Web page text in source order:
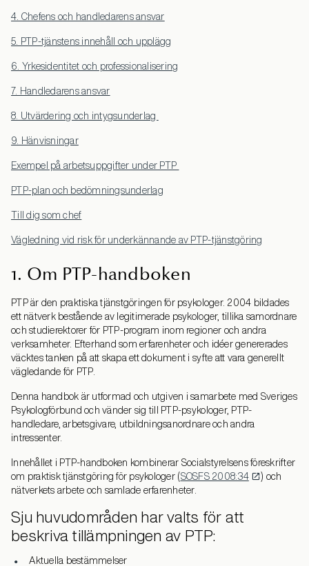
4. Chefens och handledarens ansvar
5. PTP-tjänstens innehåll och upplägg
6. Yrkesidentitet och professionalisering
7. Handledarens ansvar
8. Utvärdering och intygsunderlag
9. Hänvisningar
Exempel på arbetsuppgifter under PTP
PTP-plan och bedömningsunderlag
Till dig som chef
Vägledning vid risk för underkännande av PTP-tjänstgöring
1. Om PTP-handboken
PTP är den praktiska tjänstgöringen för psykologer. 2004 bildades
ett nätverk bestående av legitimerade psykologer, tillika samordnare
och studierektorer för PTP-program inom regioner och andra
verksamheter. Efterhand som erfarenheter och idéer genererades
väcktes tanken på att skapa ett dokument i syfte att vara generellt
vägledande för PTP.
Denna handbok är utformad och utgiven i samarbete med Sveriges
Psykologförbund och vänder sig till PTP-psykologer, PTP-
handledare, arbetsgivare, utbildningsanordnare och andra
intressenter.
Innehållet i PTP-handboken kombinerar Socialstyrelsens föreskrifter
om praktisk tjänstgöring för psykologer (SOSFS 2008:34
) och
nätverkets arbete och samlade erfarenheter.
Sju huvudområden har valts för att
beskriva tillämpningen av PTP:
Aktuella bestämmelser